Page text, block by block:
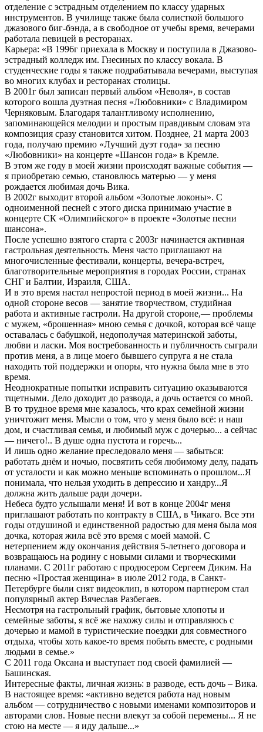
отделение с эстрадным отделением по классу ударных
инструментов. В училище также была солисткой большого
джазового биг-бэнда, а в свободное от учебы время, вечерами
работала певицей в ресторанах.
Карьера: «В 1996г приехала в Москву и поступила в Джазово-
эстрадный колледж им. Гнесиных по классу вокала. В
студенческие годы я также подрабатывала вечерами, выступая
во многих клубах и ресторанах столицы.
В 2001г был записан первый альбом «Неволя», в состав
которого вошла дуэтная песня «Любовники» с Владимиром
Черняковым. Благодаря талантливому исполнению,
запоминающейся мелодии и простым правдивым словам эта
композиция сразу становится хитом. Позднее, 21 марта 2003
года, получаю премию «Лучший дуэт года» за песню
«Любовники» на концерте «Шансон года» в Кремле.
В этом же году в моей жизни происходят важные события —
я приобретаю семью, становлюсь матерью — у меня
рождается любимая дочь Вика.
В 2002г выходит второй альбом «Золотые локоны». С
одноименной песней с этого диска принимаю участие в
концерте СК «Олимпийского» в проекте «Золотые песни
шансона».
После успешно взятого старта с 2003г начинается активная
гастрольная деятельность. Меня часто приглашают на
многочисленные фестивали, концерты, вечера-встреч,
благотворительные мероприятия в городах России, странах
СНГ и Балтии, Израиля, США.
И в это время настал непростой период в моей жизни... На
одной стороне весов — занятие творчеством, студийная
работа и активные гастроли. На другой стороне,— проблемы
с мужем, «брошенная» мною семья с дочкой, которая всё чаще
оставалась с бабушкой, недополучая материнской заботы,
любви и ласки. Моя востребованность и публичность сыграли
против меня, а в лице моего бывшего супруга я не стала
находить той поддержки и опоры, что нужна была мне в это
время.
Неоднократные попытки исправить ситуацию оказываются
тщетными. Дело доходит до развода, а дочь остается со мной.
В то трудное время мне казалось, что крах семейной жизни
уничтожит меня. Мысли о том, что у меня было всё: и наш
дом, и счастливая семья, и любимый муж с дочерью... а сейчас
— ничего!.. В душе одна пустота и горечь...
И лишь одно желание преследовало меня — забыться:
работать днём и ночью, посвятить себя любимому делу, падать
от усталости и как можно меньше вспоминать о прошлом...Я
понимала, что нельзя уходить в депрессию и хандру...Я
должна жить дальше ради дочери.
Небеса будто услышали меня! И вот в конце 2004г меня
приглашают работать по контракту в США, в Чикаго. Все эти
годы отдушиной и единственной радостью для меня была моя
дочка, которая жила всё это время с моей мамой. С
нетерпением жду окончания действия 5-летнего договора и
возвращаюсь на родину с новыми силами и творческими
планами. С 2011г работаю с продюсером Сергеем Диким. На
песню «Простая женщина» в июле 2012 года, в Санкт-
Петербурге были снят видеоклип, в котором партнером стал
популярный актер Вячеслав Разбегаев.
Несмотря на гастрольный график, бытовые хлопоты и
семейные заботы, я всё же нахожу силы и отправляюсь с
дочерью и мамой в туристические поездки для совместного
отдыха, чтобы хоть какое-то время побыть вместе, с родными
людьми в семье.»
С 2011 года Оксана и выступает под своей фамилией —
Башинская.
Интересные факты, личная жизнь: в разводе, есть дочь – Вика.
В настоящее время: «активно ведется работа над новым
альбом — сотрудничество с новыми именами композиторов и
авторами слов. Новые песни влекут за собой перемены... Я не
стою на месте — я иду дальше...»